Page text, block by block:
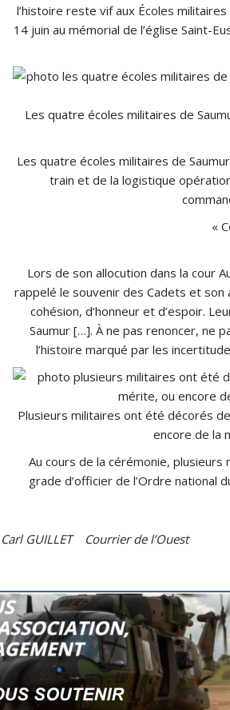
l’histoire reste vif aux Écoles
14 juin au mémorial de l’église Saint-
Les quatre écoles militaires de
Les quatre écoles militaires de
train et de la logistique
«
Lors de son allocution dans la cour
rappelé le souvenir des Cadets et son
cohésion, d’honneur et d’espoir.
Saumur […]. À ne pas renoncer, ne
l’histoire marqué par les
Plusieurs militaires ont été décorés
encore de la
Au cours de la cérémonie, plusieurs
grade d’officier de l’Ordre national
Carl GUILLET Courrier de l’Ouest